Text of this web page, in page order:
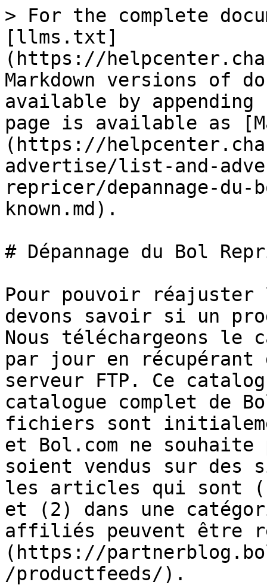
> For the complete
[llms.txt]
(https://
Markdown versions of
available by
page is available as
(https://
advertise/list-and-
repricer/depannage-
known.md).
# Dépannage du Bol
Pour pouvoir
devons savoir si un
Nous téléchargeons le
par jour en
serveur FTP. Ce
catalogue complet de
fichiers sont
et Bol.com ne
soient vendus sur
les articles qui sont
et (2) dans une
affiliés peuvent être
(https://
/productfeeds/).